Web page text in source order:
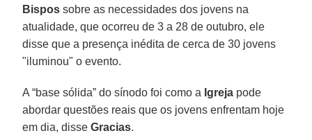
Bispos sobre as necessidades dos jovens na
atualidade, que ocorreu de 3 a 28 de outubro, ele
disse que a presença inédita de cerca de 30 jovens
"iluminou" o evento.
A “base sólida” do sínodo foi como a Igreja pode
abordar questões reais que os jovens enfrentam hoje
em dia, disseGracias.